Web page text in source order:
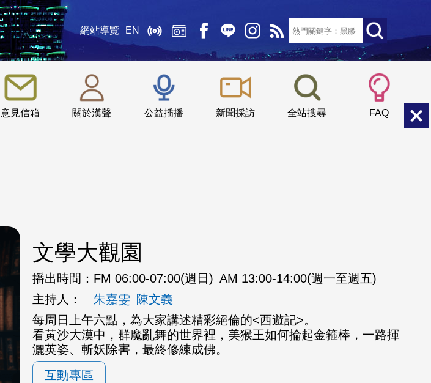
網站導覽 EN
意見信箱 關於漢聲 公益插播 新聞採訪 全站搜尋 FAQ
::: 小 中
文學大觀園
播出時間： FM 06:00-07:00(週日) AM 13:00-14:00(週一至週五)
主持人：
朱嘉雯 陳文義
每周日上午六點，為大家講述精彩絕倫的<西遊記>。
看黃沙大漠中，群魔亂舞的世界裡，美猴王如何掄起金箍棒，一路揮
灑英姿、斬妖除害，最終修練成佛。
互動專區